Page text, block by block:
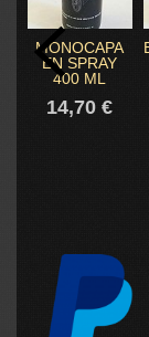
MONOCAPA
EN SPRAY
400 ML
14,70 €